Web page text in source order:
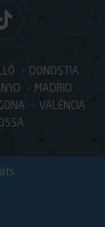
DONOSTIA
MADRID
VALÈNCIA